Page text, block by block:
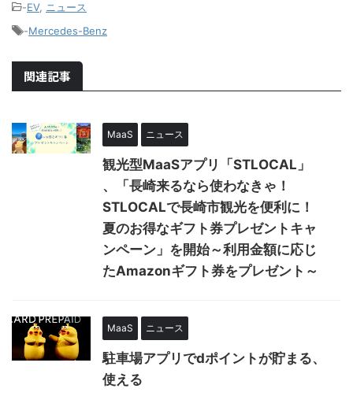
-EV, ニュース
-Mercedes-Benz
関連記事
MaaS ニュース
観光型MaaSアプリ「STLOCAL」
、「長崎来るなら使わなきゃ！
STLOCALで長崎市観光を便利に！
夏のお得なギフト券プレゼントキャ
ンペーン」を開始～利用金額に応じ
たAmazonギフト券をプレゼント～
MaaS ニュース
駐車場アプリでdポイントが貯まる、
使える